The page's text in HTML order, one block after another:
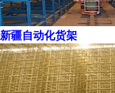
新疆自动化货架